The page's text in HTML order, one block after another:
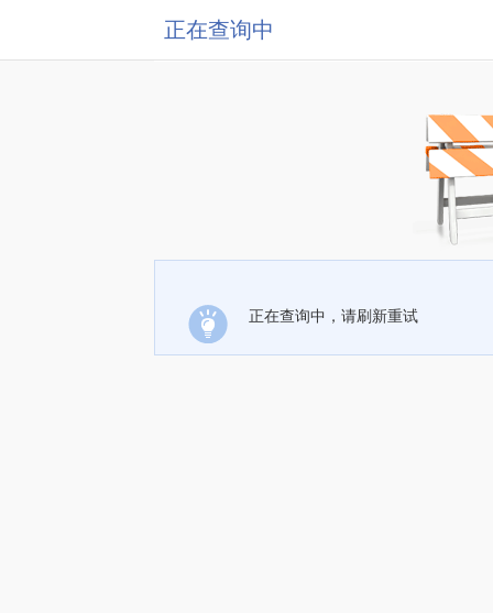
正在查询中
正在查询中，请刷新重试